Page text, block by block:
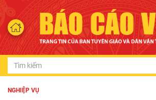
NGHIỆP VỤ